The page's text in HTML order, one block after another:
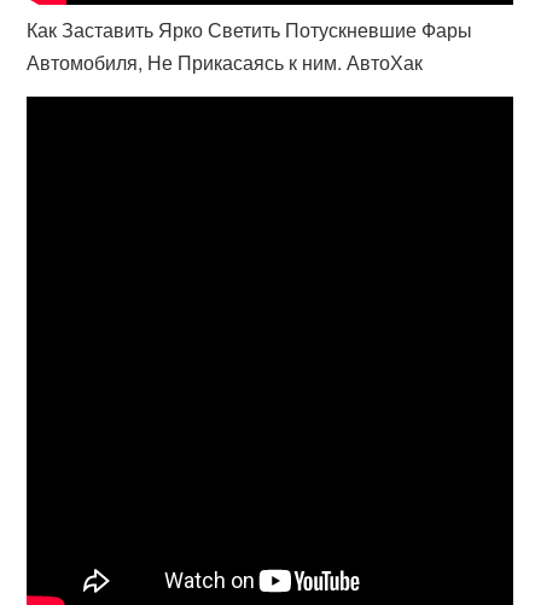
Как Заставить Ярко Светить Потускневшие Фары
Автомобиля, Не Прикасаясь к ним. АвтоХак